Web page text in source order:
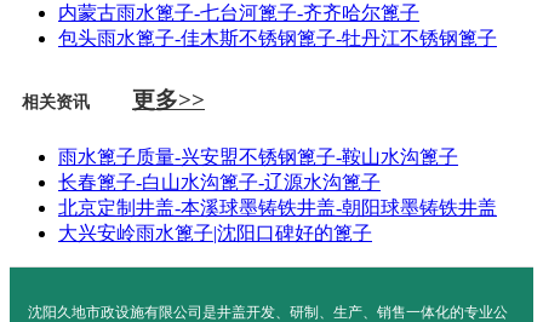
内蒙古雨水篦子-七台河篦子-齐齐哈尔篦子
包头雨水篦子-佳木斯不锈钢篦子-牡丹江不锈钢篦子
相关资讯 更多>>
雨水篦子质量-兴安盟不锈钢篦子-鞍山水沟篦子
长春篦子-白山水沟篦子-辽源水沟篦子
北京定制井盖-本溪球墨铸铁井盖-朝阳球墨铸铁井盖
大兴安岭雨水篦子|沈阳口碑好的篦子
沈阳久地市政设施有限公司是井盖开发、研制、生产、销售一体化的专业公